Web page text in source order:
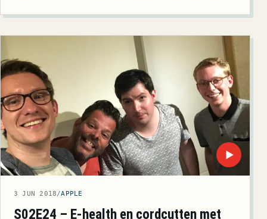
▶
3 JUN 2018/APPLE
S02E24 – E-health en cordcutten met